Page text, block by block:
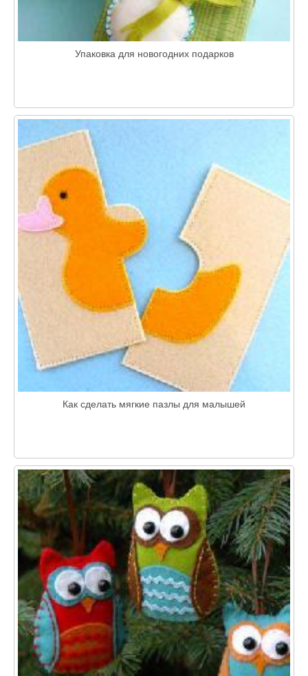
Упаковка для новогодних подарков
Как сделать мягкие пазлы для малышей